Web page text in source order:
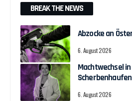
BREAK THE NEWS
Abzocke an
6. August 2026
Machtwechsel
Scherbenhaufen
6. August 2026